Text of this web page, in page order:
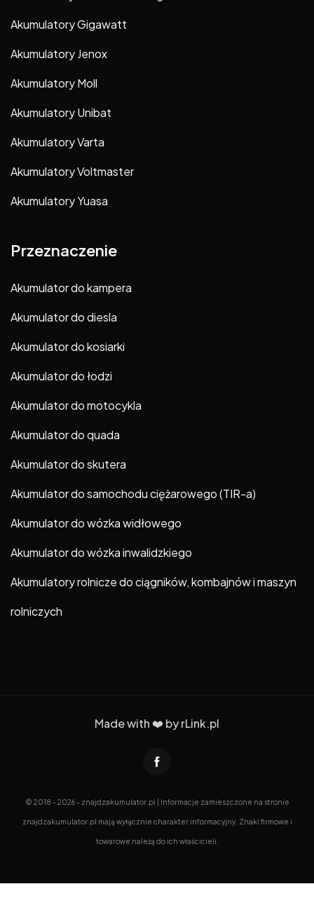
Akumulatory Gigawatt
Akumulatory Jenox
Akumulatory Moll
Akumulatory Unibat
Akumulatory Varta
Akumulatory Voltmaster
Akumulatory Yuasa
Przeznaczenie
Akumulator do kampera
Akumulator do diesla
Akumulator do kosiarki
Akumulator do łodzi
Akumulator do motocykla
Akumulator do quada
Akumulator do skutera
Akumulator do samochodu ciężarowego (TIR-a)
Akumulator do wózka widłowego
Akumulator do wózka inwalidzkiego
Akumulatory rolnicze do ciągników, kombajnów i maszyn
rolniczych
Made with ❤️ byrLink.pl
© 2018 - 2026 - znajdzakumulator.pl | Informacje zamieszczone na stronie
znajdzakumulator.pl mają wyłącznie charakter informacyjny. Znaki firmowe i
towarowe należą do ich właścicieli.